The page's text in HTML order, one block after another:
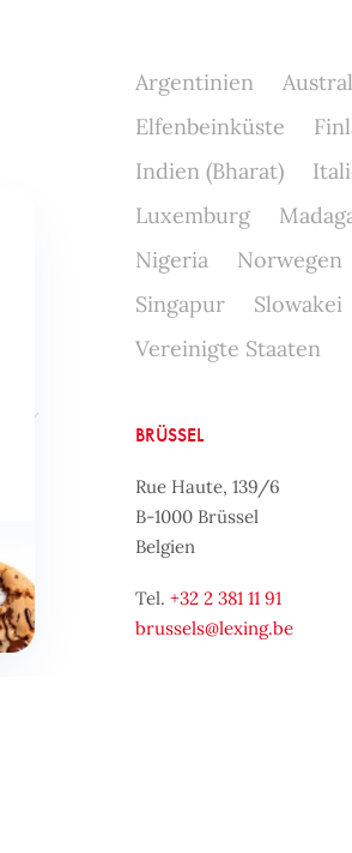
Argentinien
Elfenbeinküste
Indien (Bharat)
Luxemburg
Nigeria
Norwegen
Singapur
Slowakei
Vereinigte Staaten
BRÜSSEL
Rue Haute, 139/6
B-1000 Brüssel
Belgien
Tel. +32 2 381 11 91
brussels@lexing.be